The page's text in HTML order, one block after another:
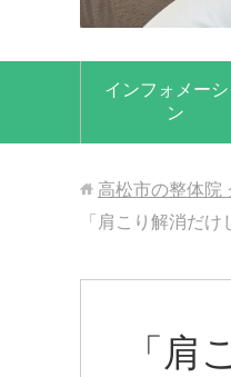
インフォメーシ
ン
高松市の整体院
「肩こり解消だ
「肩